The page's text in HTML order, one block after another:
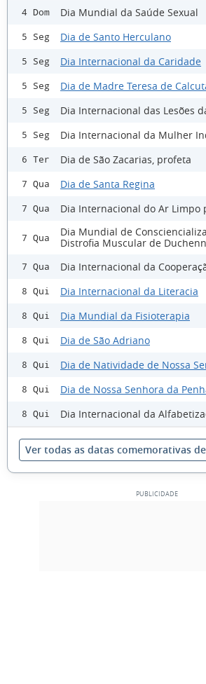
4 Dom Dia Mundial da Saúde Sexual
5 Seg Dia de Santo Herculano
5 Seg Dia Internacional da Caridade
5 Seg Dia de Madre Teresa de
5 Seg Dia Internacional das Lesões
5 Seg Dia Internacional da Mulher
6 Ter Dia de São Zacarias, profeta
7 Qua Dia de Santa Regina
7 Qua Dia Internacional do Ar Limpo
7 Qua
Dia Mundial de
Distrofia Muscular de
7 Qua Dia Internacional da
8 Qui Dia Internacional da Literacia
8 Qui Dia Mundial da Fisioterapia
8 Qui Dia de São Adriano
8 Qui Dia de Natividade de Nossa
8 Qui Dia de Nossa Senhora da
8 Qui Dia Internacional da
Ver todas as datas comemorativas